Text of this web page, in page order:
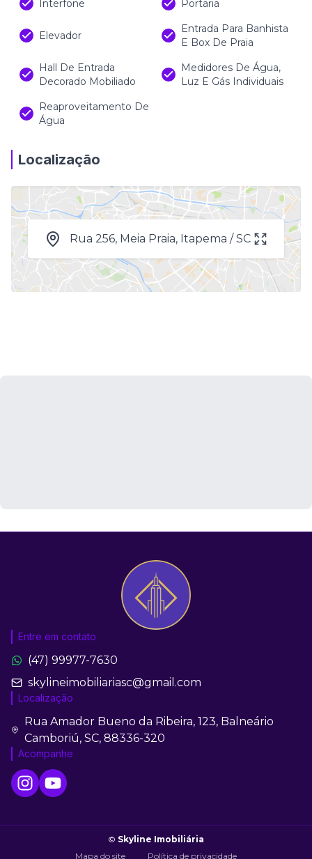
Interfone
Portaria
Elevador
Entrada Para Banhista
E Box De Praia
Hall De Entrada
Decorado Mobiliado
Medidores De Água,
Luz E Gás Individuais
Reaproveitamento De
Água
Localização
Rua 256, Meia Praia, Itapema / SC
Entre em contato
(47) 99977-7630
skylineimobiliariasc@gmail.com
Localização
Rua Amador Bueno da Ribeira, 123, Balneário
Camboriú, SC, 88336-320
Acompanhe
© Skyline Imobiliária
Mapa do site
Política de privacidade